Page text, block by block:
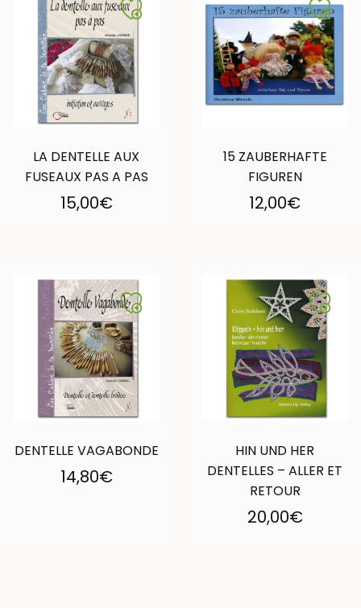
LA DENTELLE AUX
FUSEAUX PAS A PAS
15,00€
15 ZAUBERHAFTE
FIGUREN
12,00€
DENTELLE VAGABONDE
14,80€
HIN UND HER
DENTELLES – ALLER ET
RETOUR
20,00€